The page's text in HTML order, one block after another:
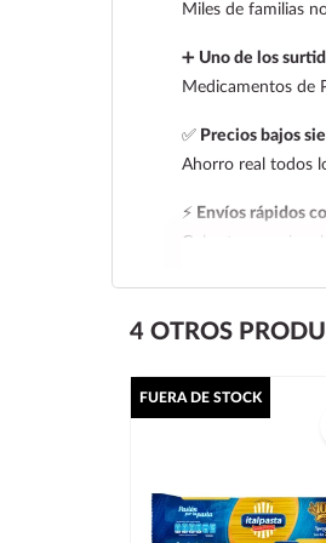
Miles de familias
➕ Uno de los
Medicamentos de
✅ Precios bajos
Ahorro real todos
⚡ Envíos rápidos
Cobertura
4 OTROS
FUERA DE STOCK